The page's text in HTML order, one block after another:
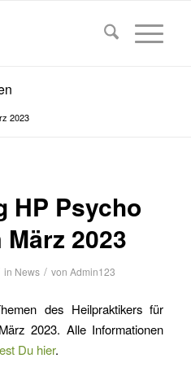
2023
HP Psycho
2023
in News / von Admin123
des Heilpraktikers für
2023. Alle Informationen
Du hier.